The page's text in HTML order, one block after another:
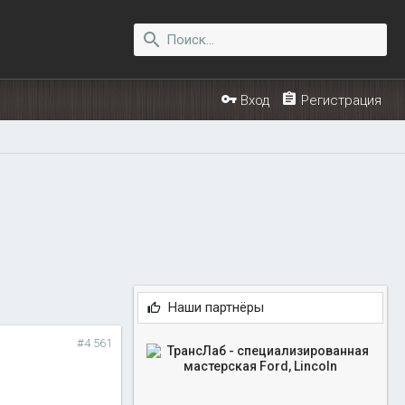
Вход Регистрация
#4 561
Наши партнёры